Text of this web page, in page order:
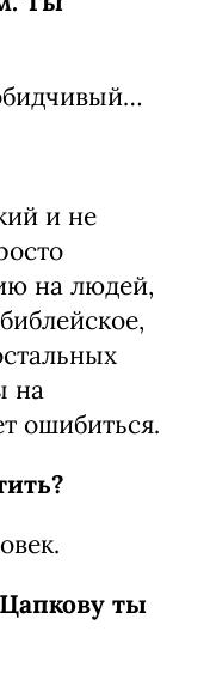
и не
на людей,
на
ошибиться.
ты